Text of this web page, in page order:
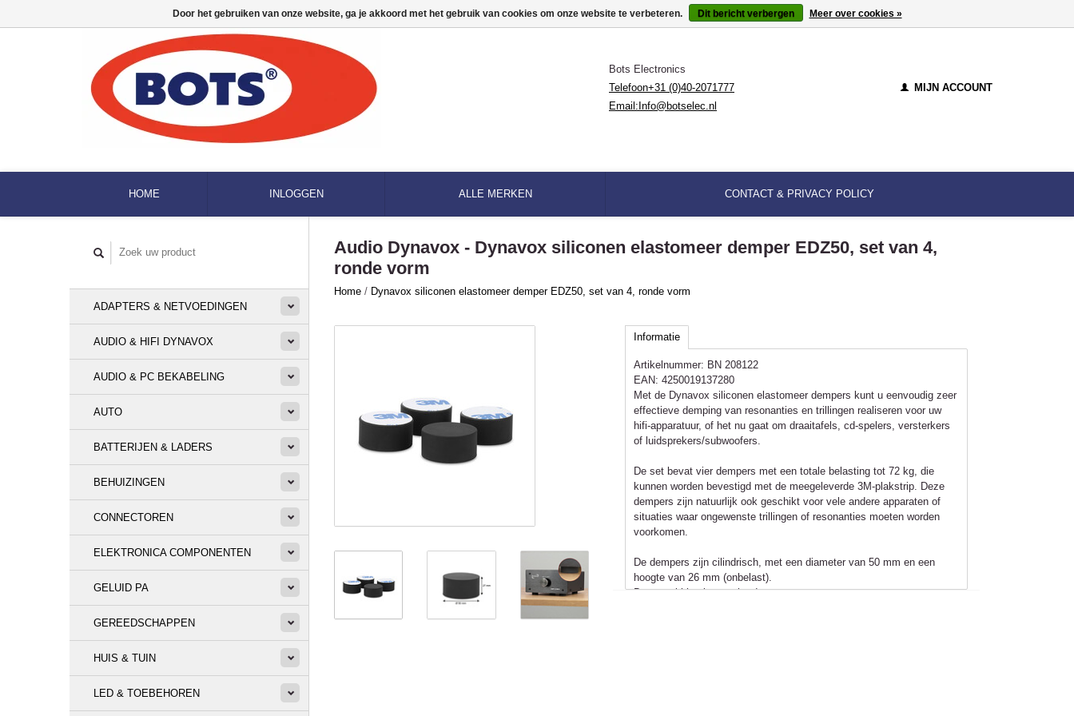
Bots Electronics
Telefoon+31 (0)40-2071777
Email: Info@botselec.nl
MIJN ACCOUNT
HOME INLOGGEN ALLE MERKEN CONTACT & PRIVACY POLICY
ADAPTERS & NETVOEDINGEN
AUDIO & HIFI DYNAVOX
AUDIO & PC BEKABELING
AUTO
BATTERIJEN & LADERS
BEHUIZINGEN
CONNECTOREN
ELEKTRONICA COMPONENTEN
GELUID PA
GEREEDSCHAPPEN
HUIS & TUIN
LED & TOEBEHOREN
Audio Dynavox - Dynavox siliconen elastomeer demper EDZ50, set van 4,
ronde vorm
Home / Dynavox siliconen elastomeer demper EDZ50, set van 4, ronde vorm
Informatie
Artikelnummer: BN 208122
EAN: 4250019137280
Met de Dynavox siliconen elastomeer dempers kunt u eenvoudig zeer
effectieve demping van resonanties en trillingen realiseren voor uw
hifi-apparatuur, of het nu gaat om draaitafels, cd-spelers, versterkers
of luidsprekers/subwoofers.
De set bevat vier dempers met een totale belasting tot 72 kg, die
kunnen worden bevestigd met de meegeleverde 3M-plakstrip. Deze
dempers zijn natuurlijk ook geschikt voor vele andere apparaten of
situaties waar ongewenste trillingen of resonanties moeten worden
voorkomen.
De dempers zijn cilindrisch, met een diameter van 50 mm en een
hoogte van 26 mm (onbelast).
De verpakking bevat vier dempers.
Door het gebruiken van onze website, ga je akkoord met het gebruik van cookies om onze website te verbeteren. Dit bericht verbergen Meer over cookies »